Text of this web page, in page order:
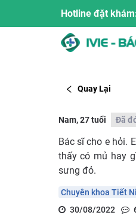
Hotline đặt
Quay Lại
Nam, 27 tuổi Đã
Bác sĩ cho e hỏi.
thấy có mủ hay
sưng đỏ.
Chuyên khoa Tiết
30/08/2022